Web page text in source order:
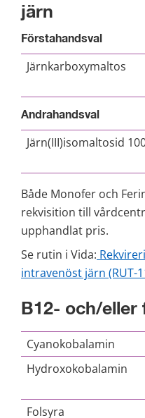
järn
Förstahandsval
Järnkarboxymaltos
Andrahandsval
Järn(III)isomaltosid
Både Monofer och
rekvisition till
upphandlat pris.
Se rutin i Vida:
intravenöst järn (RUT-
B12- och/eller
Cyanokobalamin
Hydroxokobalamin
Folsyra